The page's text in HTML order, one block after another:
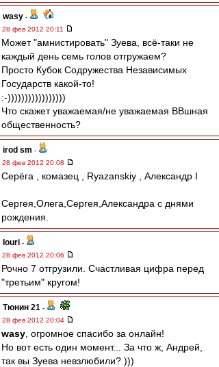
wasy -
28 фев 2012 20:11
Может "амнистировать" Зуева, всё-таки не
каждый день семь голов отгружаем?
Просто Кубок Содружества Независимых
Государств какой-то!
:-)))))))))))))))))
Что скажет уважаемая/не уважаемая ВВшная
общественность?
irod sm -
28 фев 2012 20:08
Серёга , комазец , Ryazanskiy , Александр I
Сергея,Олега,Сергея,Александра с днями
рождения.
Iouri -
28 фев 2012 20:06
Рочно 7 отгрузили. Счастливая цифра перед
"третьим" кругом!
Тюнин 21 -
28 фев 2012 20:04
wasy , огромное спасибо за онлайн!
Но вот есть один момент... За что ж, Андрей,
так вы Зуева невзлюбили? )))